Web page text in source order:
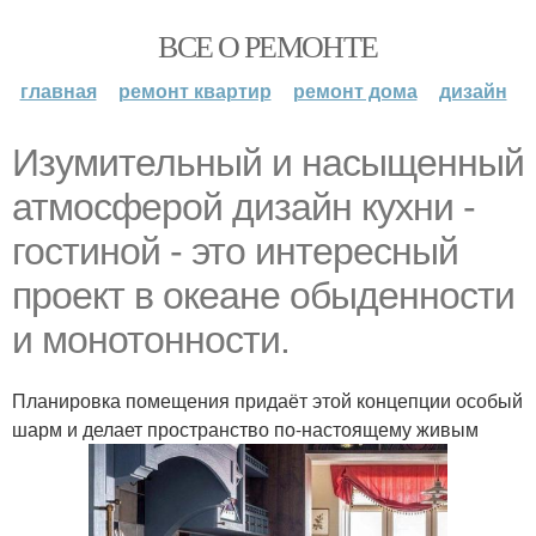
ВСЕ О РЕМОНТЕ
главная ремонт квартир ремонт дома дизайн
Изумительный и насыщенный
атмосферой дизайн кухни -
гостиной - это интересный
проект в океане обыденности
и монотонности.
Планировка помещения придаёт этой концепции особый
шарм и делает пространство по-настоящему живым